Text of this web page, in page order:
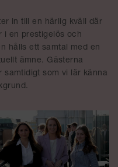
in till en härlig kväll där
i en prestigelös och
hålls ett samtal med en
ämne. Gästerna
samtidigt som vi lär känna